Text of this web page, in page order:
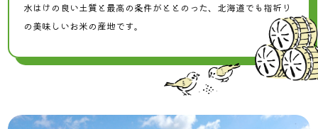
水はけの良い土質と最高の条件がととのった、北海道でも指折り
の美味しいお米の産地です。